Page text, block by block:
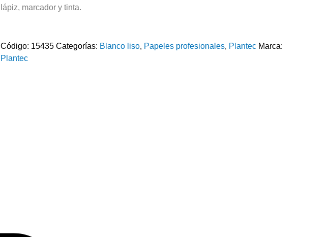
lápiz, marcador y tinta.
Código: 15435 Categorías: Blanco liso, Papeles profesionales, Plantec Marca:
Plantec